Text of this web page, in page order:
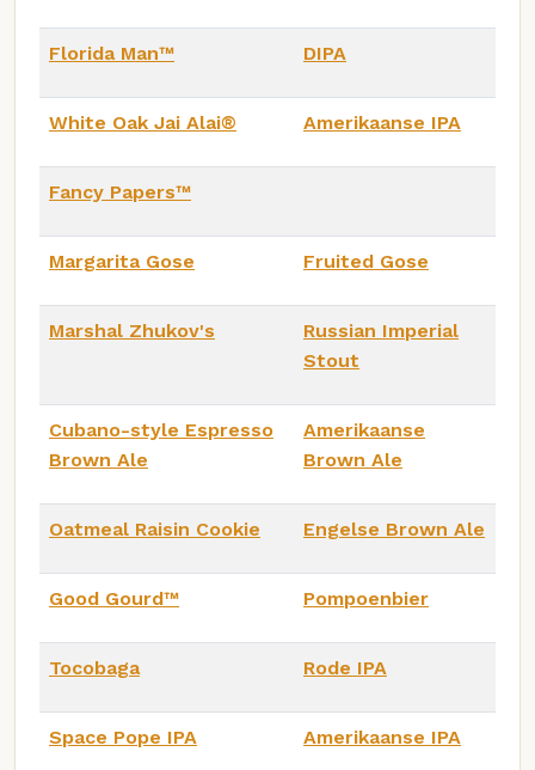
Florida Man™ DIPA
White Oak Jai Alai® Amerikaanse IPA
Fancy Papers™
Margarita Gose Fruited Gose
Marshal Zhukov's
Russian Imperial
Stout
Cubano-style Espresso
Brown Ale
Amerikaanse
Brown Ale
Oatmeal Raisin Cookie Engelse Brown Ale
Good Gourd™ Pompoenbier
Tocobaga Rode IPA
Space Pope IPA Amerikaanse IPA